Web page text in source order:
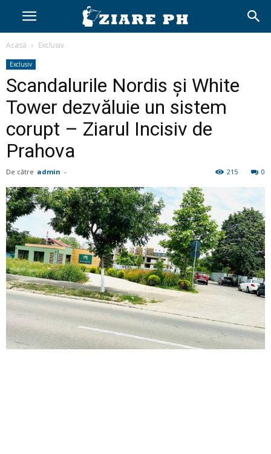
Acasă Exclusiv
Exclusiv
Scandalurile Nordis și White
Tower dezvăluie un sistem
corupt – Ziarul Incisiv de
Prahova
De către admin - 0
215